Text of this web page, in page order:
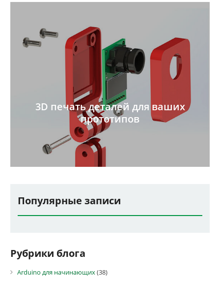
3D печать деталей для ваших
прототипов
Популярные записи
Рубрики блога
Arduino для начинающих(38)